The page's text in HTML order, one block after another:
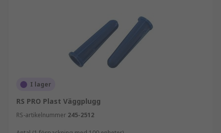
I lager
RS PRO Plast Väggplugg
RS-artikelnummer 245-2512